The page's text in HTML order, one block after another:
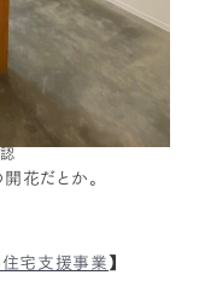
花だとか。
住宅支援事業】